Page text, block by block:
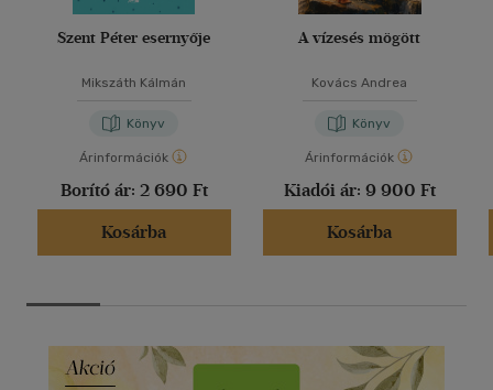
Szent Péter esernyője
Mikszáth Kálmán
Könyv
Árinformációk
Borító ár: 2 690 Ft
Kosárba
A vízesés mögött
Kovács Andrea
Könyv
Árinformációk
Kiadói ár: 9 900 Ft
Kosárba